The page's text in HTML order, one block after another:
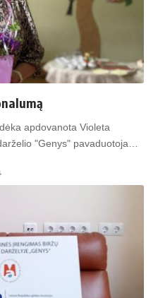
apdovanota Violeta
"Genys" pavaduotoja…